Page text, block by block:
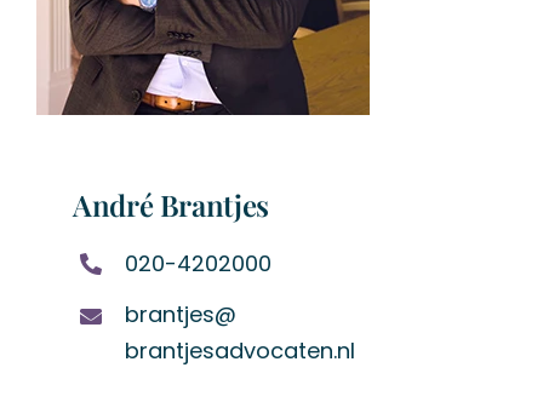
André Brantjes
020-4202000
brantjes@
brantjesadvocaten.nl